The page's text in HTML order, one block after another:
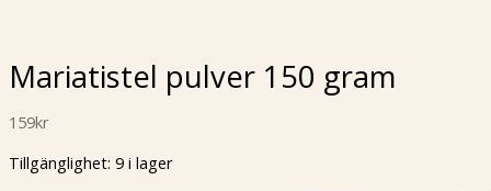
Mariatistel pulver 150 gram
159kr
Tillgänglighet: 9 i lager